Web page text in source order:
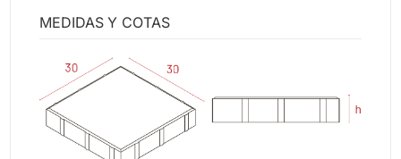
MEDIDAS Y COTAS